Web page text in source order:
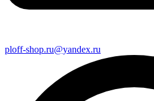
ploff-shop.ru@yandex.ru